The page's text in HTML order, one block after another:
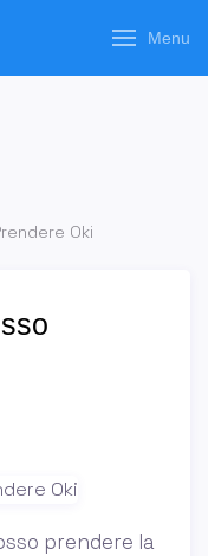
Menu
Oki
prendere la